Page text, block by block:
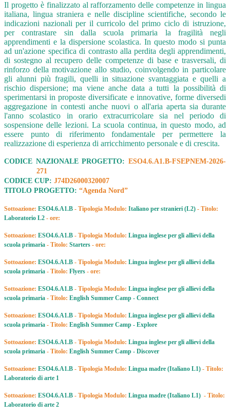
Il progetto è finalizzato al rafforzamento delle competenze in lingua
italiana, lingua straniera e nelle discipline scientifiche, secondo le
indicazioni nazionali per il curricolo del primo ciclo di istruzione,
per contrastare sin dalla scuola primaria la fragilità negli
apprendimenti e la dispersione scolastica. In questo modo si punta
ad un'azione specifica di contrasto alla perdita degli apprendimenti,
di sostegno al recupero delle competenze di base e trasversali, di
rinforzo della motivazione allo studio, coinvolgendo in particolare
gli alunni più fragili, quelli in situazione svantaggiata e quelli a
rischio dispersione; ma viene anche data a tutti la possibilità di
sperimentarsi in proposte diversificate e innovative, forme diversedi
aggregazione in contesti anche nuovi o all'aria aperta sia durante
l'anno scolastico in orario extracurricolare sia nel periodo di
sospensione delle lezioni. La scuola continua, in questo modo, ad
essere punto di riferimento fondamentale per permettere la
realizzazione di esperienza di arricchimento personale e di crescita.
CODICE NAZIONALE PROGETTO: ESO4.6.A1.B-FSEPNEM-2026-
271
CODICE CUP: J74D26000320007
TITOLO PROGETTO: “Agenda Nord”
Sottoazione: ESO4.6.A1.B - Tipologia Modulo: Italiano per stranieri (L2) - Titolo:
Laboratorio L2 - ore:
Sottoazione: ESO4.6.A1.B - Tipologia Modulo: Lingua inglese per gli allievi della
scuola primaria - Titolo: Starters - ore:
Sottoazione: ESO4.6.A1.B - Tipologia Modulo: Lingua inglese per gli allievi della
scuola primaria - Titolo: Flyers - ore:
Sottoazione: ESO4.6.A1.B - Tipologia Modulo: Lingua inglese per gli allievi della
scuola primaria - Titolo: English Summer Camp - Connect
Sottoazione: ESO4.6.A1.B - Tipologia Modulo: Lingua inglese per gli allievi della
scuola primaria - Titolo: English Summer Camp - Explore
Sottoazione: ESO4.6.A1.B - Tipologia Modulo: Lingua inglese per gli allievi della
scuola primaria - Titolo: English Summer Camp - Discover
Sottoazione: ESO4.6.A1.B - Tipologia Modulo: Lingua madre (Italiano L1) - Titolo:
Laboratorio di arte 1
Sottoazione: ESO4.6.A1.B - Tipologia Modulo: Lingua madre (Italiano L1) - Titolo:
Laboratorio di arte 2